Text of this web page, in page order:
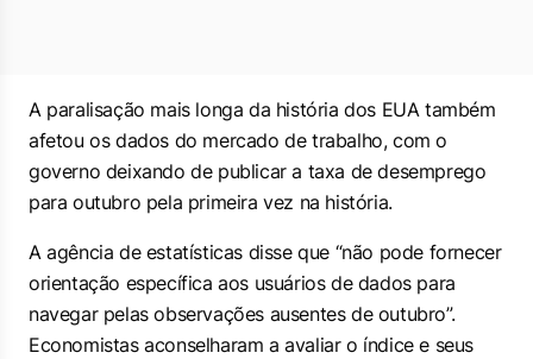
A paralisação mais longa da história dos EUA também
afetou os dados do mercado de trabalho, com o
governo deixando de publicar a taxa de desemprego
para outubro pela primeira vez na história.
A agência de estatísticas disse que “não pode fornecer
orientação específica aos usuários de dados para
navegar pelas observações ausentes de outubro”.
Economistas aconselharam a avaliar o índice e seus